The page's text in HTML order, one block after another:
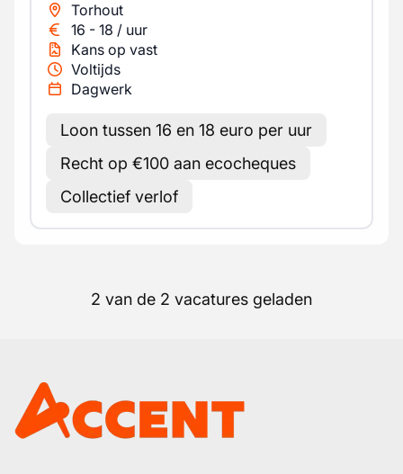
Torhout
16 - 18 / uur
Kans op vast
Voltijds
Dagwerk
Loon tussen 16 en 18 euro per uur
Recht op €100 aan ecocheques
Collectief verlof
2 van de 2 vacatures geladen